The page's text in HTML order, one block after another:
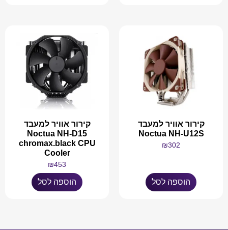
קירור אוויר למעבד
Noctua NH-U12S
₪302
הוספה לסל
קירור אוויר למעבד
Noctua NH-D15
chromax.black CPU
Cooler
₪453
הוספה לסל